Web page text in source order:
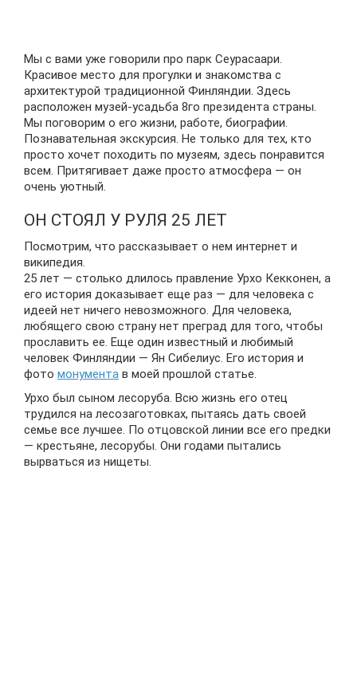
Мы с вами уже говорили про парк Сеурасаари.
Красивое место для прогулки и знакомства с
архитектурой традиционной Финляндии. Здесь
расположен музей-усадьба 8го президента страны.
Мы поговорим о его жизни, работе, биографии.
Познавательная экскурсия. Не только для тех, кто
просто хочет походить по музеям, здесь понравится
всем. Притягивает даже просто атмосфера — он
очень уютный.
ОН СТОЯЛ У РУЛЯ 25 ЛЕТ
Посмотрим, что рассказывает о нем интернет и
википедия.
25 лет — столько длилось правление Урхо Кекконен, а
его история доказывает еще раз — для человека с
идеей нет ничего невозможного. Для человека,
любящего свою страну нет преград для того, чтобы
прославить ее. Еще один известный и любимый
человек Финляндии — Ян Сибелиус. Его история и
фото монумента в моей прошлой статье.
Урхо был сыном лесоруба. Всю жизнь его отец
трудился на лесозаготовках, пытаясь дать своей
семье все лучшее. По отцовской линии все его предки
— крестьяне, лесорубы. Они годами пытались
вырваться из нищеты.